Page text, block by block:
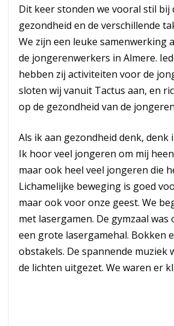
Dit keer stonden we vooral stil bij
gezondheid en de verschillende
We zijn een leuke samenwerking
de jongerenwerkers in Almere.
hebben zij activiteiten voor de
sloten wij vanuit Tactus aan, en
op de gezondheid van de
Als ik aan gezondheid denk, denk
Ik hoor veel jongeren om mij
maar ook heel veel jongeren die
Lichamelijke beweging is goed
maar ook voor onze geest. We
met lasergamen. De gymzaal
een grote lasergamehal. Bokken
obstakels. De spannende muziek
de lichten uitgezet. We waren er